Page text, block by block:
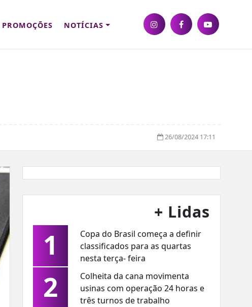
PROMOÇÕES NOTÍCIAS
26/08/2024 17:11
+ Lidas
1
Copa do Brasil começa a definir
classificados para as quartas
nesta terça- feira
2
Colheita da cana movimenta
usinas com operação 24 horas e
três turnos de trabalho